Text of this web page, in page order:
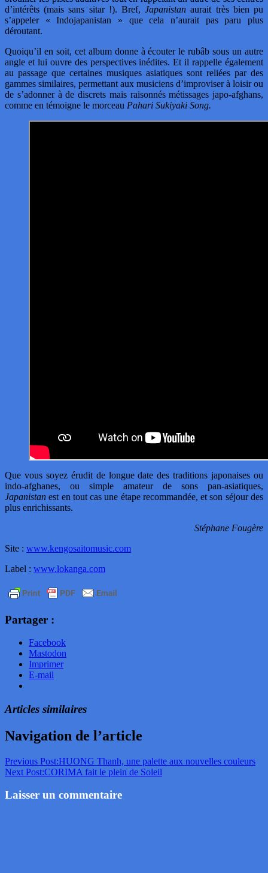
d’intérêts (mais sans sitar !). Bref,Japanistan aurait très bien pu
s’appeler « Indojapanistan » que cela n’aurait pas paru plus
déroutant.
Quoiqu’il en soit, cet album donne à écouter le rubâb sous un autre
angle et lui ouvre des perspectives inédites. Et il rappelle également
au passage que certaines musiques asiatiques sont reliées par des
gammes similaires, permettant aux musiciens d’improviser à loisir ou
de s’adonner à de discrets mais raisonnés métissages japo-afghans,
comme en témoigne le morceau Pahari Sukiyaki Song.
Que vous soyez érudit de longue date des traditions japonaises ou
indo-afghanes, ou simple amateur de sons pan-asiatiques,
Japanistan est en tout cas une étape recommandée, et son séjour des
plus enrichissants.
Stéphane Fougère
Site : www.kengosaitomusic.com
Label : www.lokanga.com
Partager :
Facebook
Mastodon
Imprimer
E-mail
Articles similaires
Navigation de l’article
Previous Post:HUONG Thanh, une palette aux nouvelles couleurs
Next Post:CORIMA fait le plein de Soleil
Laisser un commentaire